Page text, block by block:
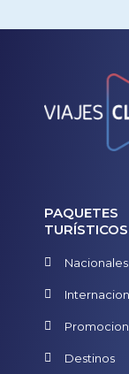
PAQUETES
TURÍSTICOS
Nacionales
Destinos